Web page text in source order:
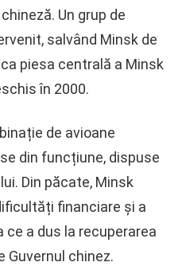
Un grup de
salvând Minsk de
piesa centrală a Minsk
în 2000.
de avioane
din funcțiune, dispuse
Din păcate, Minsk
financiare și a
ce a dus la recuperarea
Guvernul chinez.